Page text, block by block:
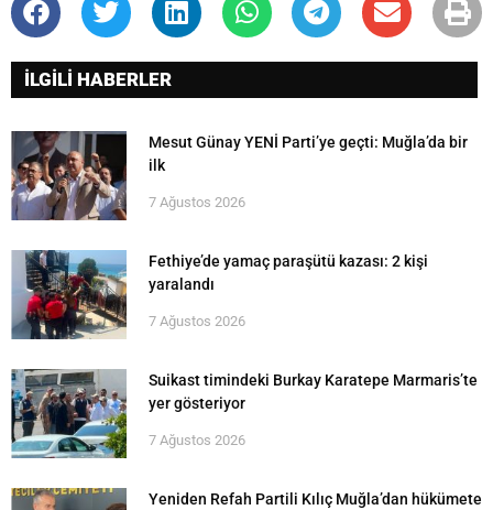
İLGİLİ HABERLER
Mesut Günay YENİ Parti’ye geçti: Muğla’da bir
ilk
7 Ağustos 2026
Fethiye’de yamaç paraşütü kazası: 2 kişi
yaralandı
7 Ağustos 2026
Suikast timindeki Burkay Karatepe Marmaris’te
yer gösteriyor
7 Ağustos 2026
Yeniden Refah Partili Kılıç Muğla’dan hükümete